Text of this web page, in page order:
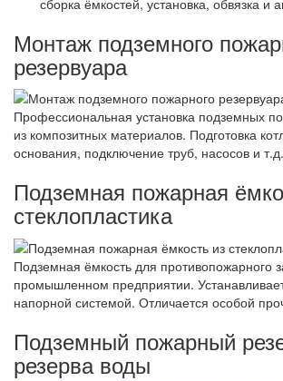
Монтаж подземного
резервуара
Профессиональная установка подземных
из композитных материалов. Подготовка
основания, подключение труб, насосов и т.д.
Подземная пожарная
стеклопластика
Подземная ёмкость для противопожарного
промышленном предприятии.
напорной системой. Отличается особой
Подземный пожарный
резерва воды